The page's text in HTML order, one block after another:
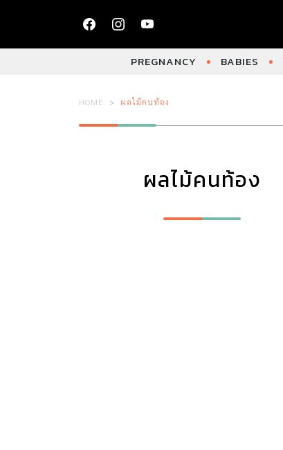
PREGNANCY BABIES
HOME ผลไม้คนท้อง
ผลไม้คนท้อง